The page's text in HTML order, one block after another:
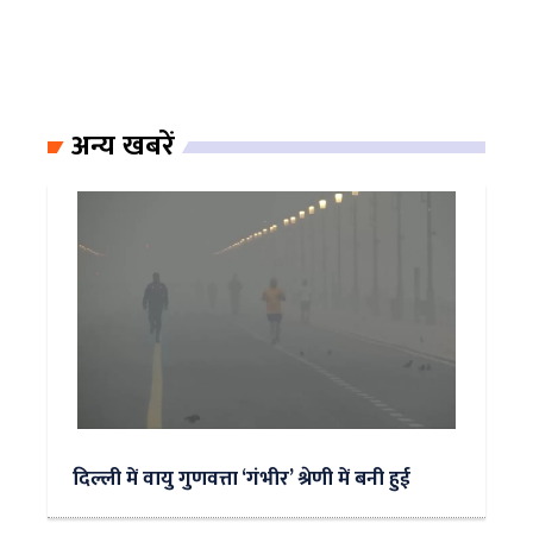
अन्य खबरें
दिल्ली में वायु गुणवत्ता ‘गंभीर’ श्रेणी में बनी हुई